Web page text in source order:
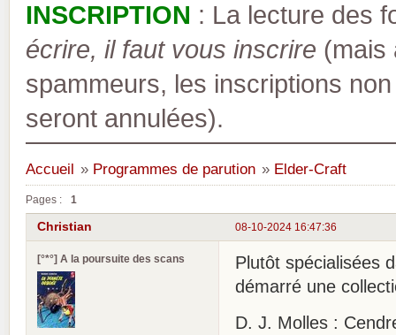
INSCRIPTION : La lecture des
écrire, il faut vous inscrire (mais
spammeurs, les inscriptions
seront annulées).
Accueil » Programmes de parution » Elder-Craft
Pages : 1
08-10-2024 16:47:36
Christian
[°*°] A la poursuite des scans
Plutôt spécialisées
démarré une
D. J. Molles :